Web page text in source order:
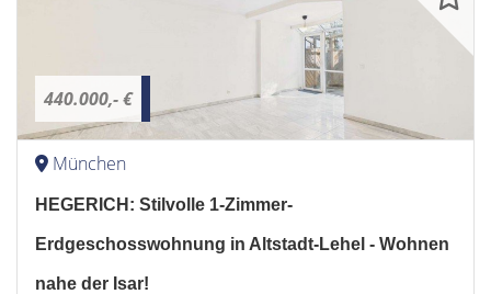
440.000,- €
München
HEGERICH: Stilvolle 1-Zimmer-
Erdgeschosswohnung in Altstadt-Lehel - Wohnen
nahe der Isar!